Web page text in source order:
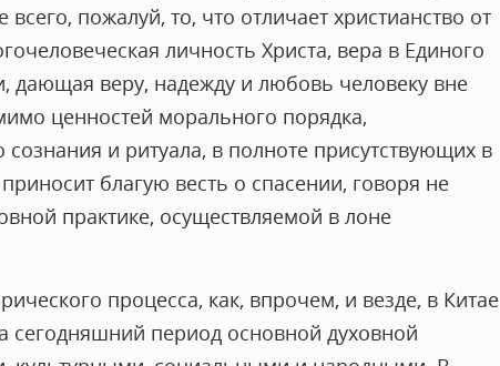
пожалуй, то, что отличает христианство от
личность Христа, вера в Единого
дающая веру, надежду и любовь человеку вне
ценностей морального порядка,
и ритуала, в полноте присутствующих в
благую весть о спасении, говоря не
практике, осуществляемой в лоне
процесса, как, впрочем, и везде, в Китае
сегодняшний период основной духовной